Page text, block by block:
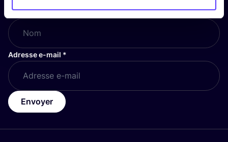
Nom*
Adresse e-mail *
Envoyer